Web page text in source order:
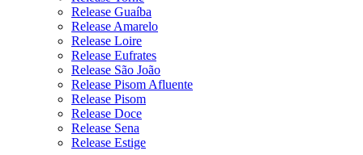
Release Guaíba
Release Amarelo
Release Loire
Release Eufrates
Release São João
Release Pisom Afluente
Release Pisom
Release Doce
Release Sena
Release Estige